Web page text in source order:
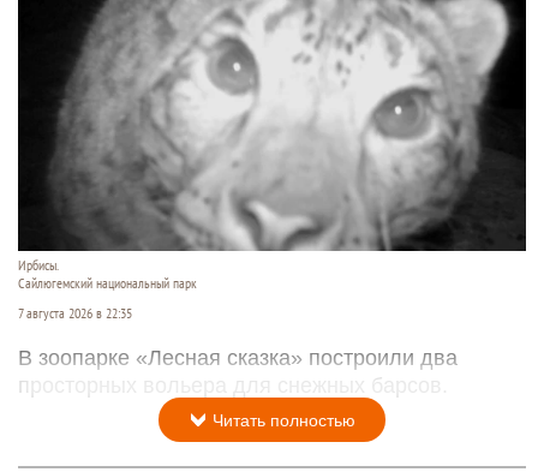
Ирбисы.
Сайлюгемский национальный парк
7 августа 2026 в 22:35
В зоопарке «Лесная сказка» построили два
просторных вольера для снежных барсов.
Читать полностью